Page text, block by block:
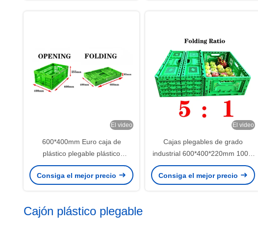
El video
600*400mm Euro caja de
plástico plegable plástico
plegable para la agricultura y
cadena de frío
Consiga el mejor precio
El video
Cajas plegables de grado
industrial 600*400*220mm 100%
de PP virgen Fabricante
Consiga el mejor precio
Cajón plástico plegable